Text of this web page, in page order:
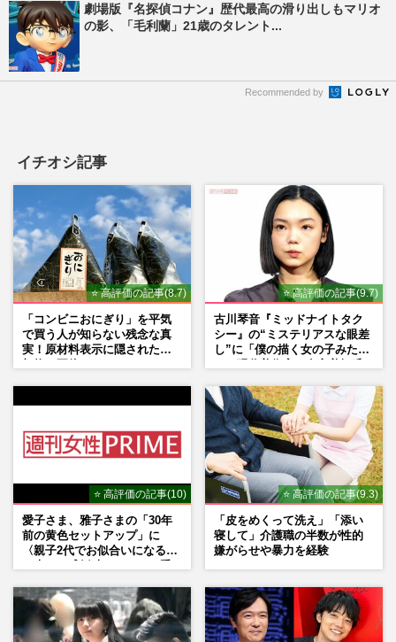
劇場版『名探偵コナン』歴代最高の滑り出しもマリオ
の影、「毛利蘭」21歳のタレント...
Recommended by
イチオシ記事
⭐ 高評価の記事(8.7)
「コンビニおにぎり」を平気
で買う人が知らない残念な真
実！原材料表示に隠された添
⭐ 高評価の記事(9.7)
古川琴音『ミッドナイトタク
シー』の“ミステリアスな眼差
し”に「僕の描く女の子みた
⭐ 高評価の記事(10)
愛子さま、雅子さまの「30年
前の黄色セットアップ」に
〈親子2代でお似合いになる〉
⭐ 高評価の記事(9.3)
「皮をめくって洗え」「添い
寝して」介護職の半数が性的
嫌がらせや暴力を経験